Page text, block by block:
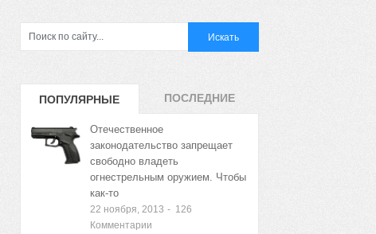
ПОПУЛЯРНЫЕ
ЗАПИСИ
ПОСЛЕДНИЕ
Отечественное
законодательство запрещает
свободно владеть
огнестрельным оружием. Чтобы
как-то
22 ноября, 2013 - 126
Комментарии